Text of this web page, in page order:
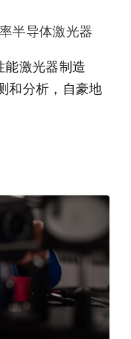
半导体激光器
能激光器制造
和分析，自豪地